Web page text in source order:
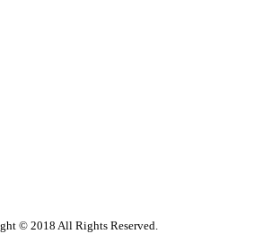
© 2018 All Rights Reserved.